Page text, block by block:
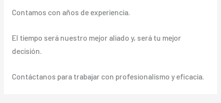
Contamos con años de experiencia.
El tiempo será nuestro mejor aliado y, será tu mejor
decisión.
Contáctanos para trabajar con profesionalismo y eficacia.